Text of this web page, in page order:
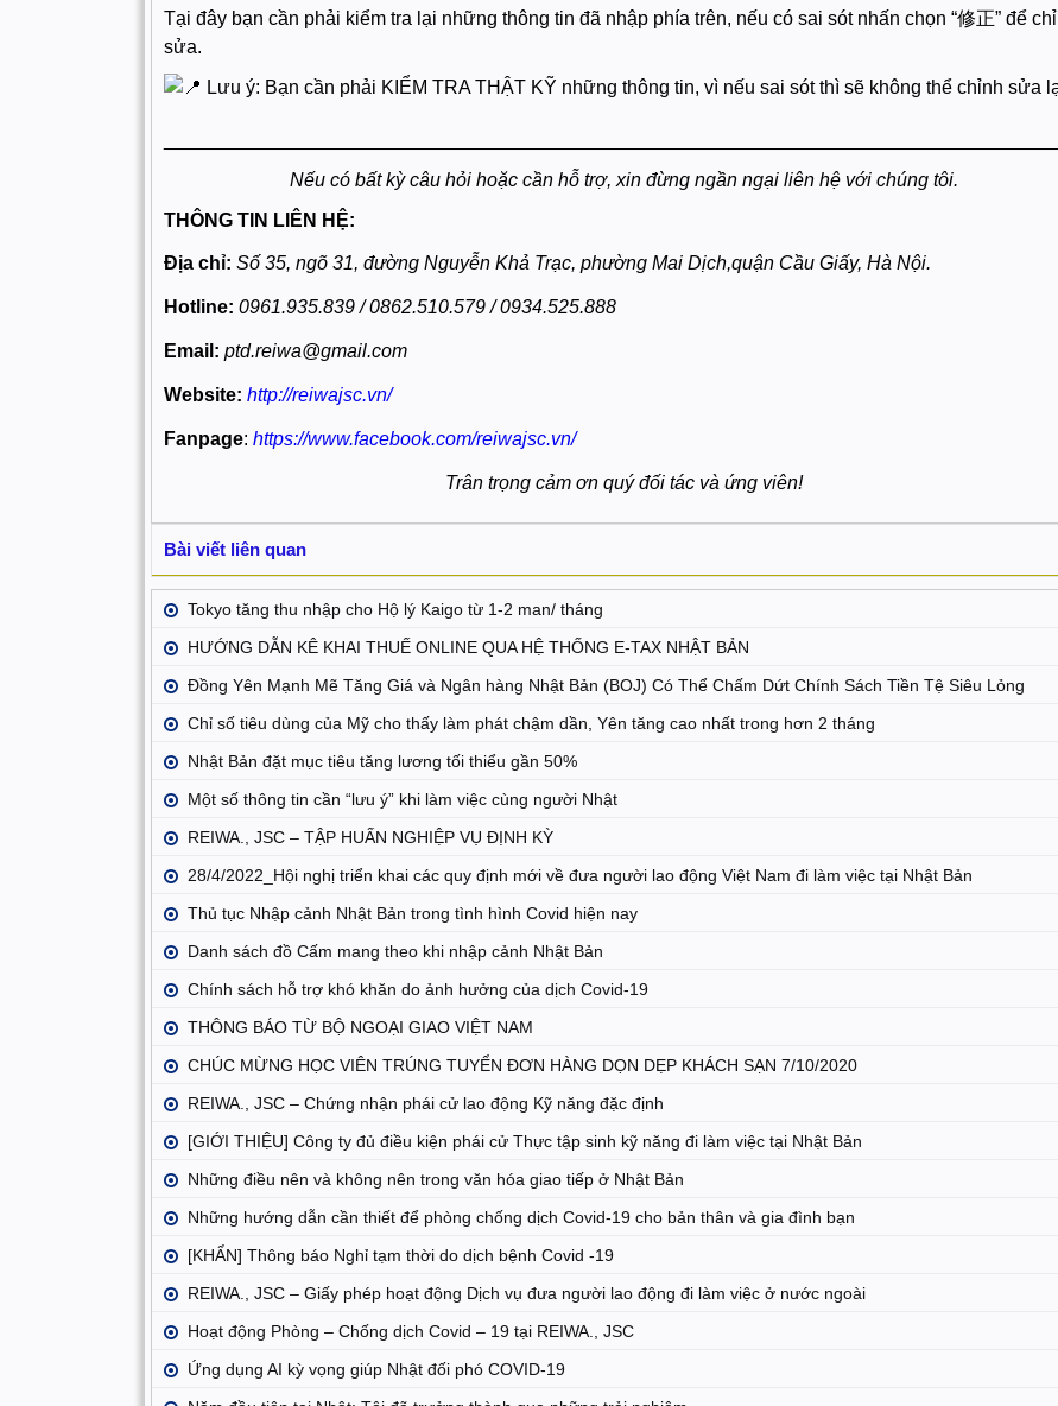
Tại đây bạn cần phải kiểm tra lại những thông tin đã nhập phía trên, nếu có sai sót nhấn chọn “修正” để
sửa.
Lưu ý: Bạn cần phải KIỂM TRA THẬT KỸ những thông tin, vì nếu sai sót thì sẽ không thể chỉnh sửa
Nếu có bất kỳ câu hỏi hoặc cần hỗ trợ, xin đừng ngần ngại liên hệ với chúng tôi.
THÔNG TIN LIÊN HỆ:
Địa chỉ: Số 35, ngõ 31, đường Nguyễn Khả Trạc, phường Mai Dịch,quận Cầu Giấy, Hà Nội.
Hotline: 0961.935.839 / 0862.510.579 / 0934.525.888
Email: ptd.reiwa@gmail.com
Website: http://reiwajsc.vn/
Fanpage: https://www.facebook.com/reiwajsc.vn/
Trân trọng cảm ơn quý đối tác và ứng viên!
Bài viết liên quan
Tokyo tăng thu nhập cho Hộ lý Kaigo từ 1-2 man/ tháng
HƯỚNG DẪN KÊ KHAI THUẾ ONLINE QUA HỆ THỐNG E-TAX NHẬT BẢN
Đồng Yên Mạnh Mẽ Tăng Giá và Ngân hàng Nhật Bản (BOJ) Có Thể Chấm Dứt Chính Sách Tiền Tệ Siêu Lỏng
Chỉ số tiêu dùng của Mỹ cho thấy làm phát chậm dần, Yên tăng cao nhất trong hơn 2 tháng
Nhật Bản đặt mục tiêu tăng lương tối thiểu gần 50%
Một số thông tin cần “lưu ý” khi làm việc cùng người Nhật
REIWA., JSC – TẬP HUẤN NGHIỆP VỤ ĐỊNH KỲ
28/4/2022_Hội nghị triển khai các quy định mới về đưa người lao động Việt Nam đi làm việc tại Nhật Bản
Thủ tục Nhập cảnh Nhật Bản trong tình hình Covid hiện nay
Danh sách đồ Cấm mang theo khi nhập cảnh Nhật Bản
Chính sách hỗ trợ khó khăn do ảnh hưởng của dịch Covid-19
THÔNG BÁO TỪ BỘ NGOẠI GIAO VIỆT NAM
CHÚC MỪNG HỌC VIÊN TRÚNG TUYỂN ĐƠN HÀNG DỌN DẸP KHÁCH SẠN 7/10/2020
REIWA., JSC – Chứng nhận phái cử lao động Kỹ năng đặc định
[GIỚI THIỆU] Công ty đủ điều kiện phái cử Thực tập sinh kỹ năng đi làm việc tại Nhật Bản
Những điều nên và không nên trong văn hóa giao tiếp ở Nhật Bản
Những hướng dẫn cần thiết để phòng chống dịch Covid-19 cho bản thân và gia đình bạn
[KHẨN] Thông báo Nghỉ tạm thời do dịch bệnh Covid -19
REIWA., JSC – Giấy phép hoạt động Dịch vụ đưa người lao động đi làm việc ở nước ngoài
Hoạt động Phòng – Chống dịch Covid – 19 tại REIWA., JSC
Ứng dụng AI kỳ vọng giúp Nhật đối phó COVID-19